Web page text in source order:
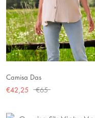
Camisa Das
€42,25
€65